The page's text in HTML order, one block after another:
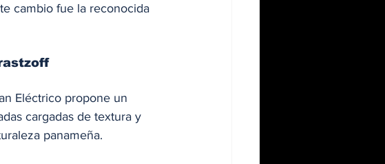
cambio fue la reconocida
Eléctrico propone un
cargadas de textura y
panameña.